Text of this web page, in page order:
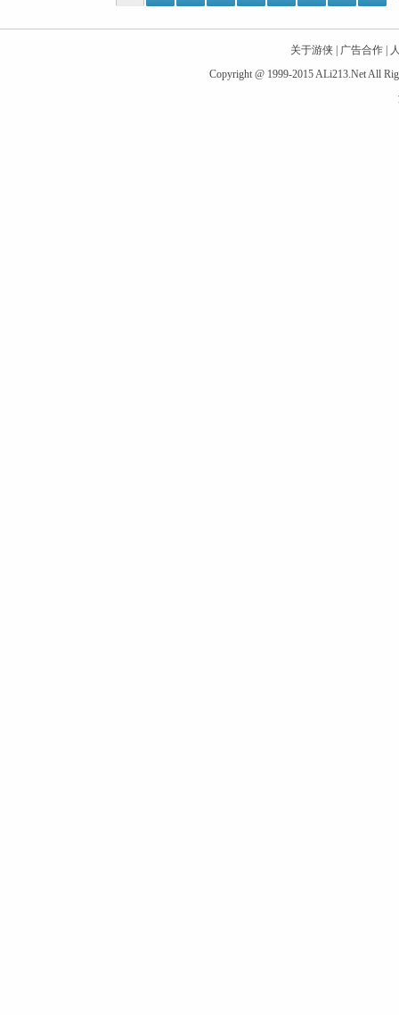
关于游侠 广告合作
Copyright @ 1999-2015 ALi213.Net All